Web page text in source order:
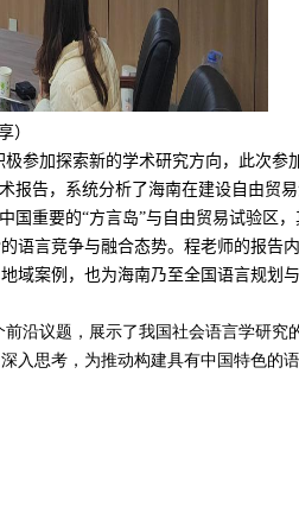
）
参加探索新的学术研究方向，此次参
报告， 系统分析了海南在建设自由贸
重要的“方言岛”与自由贸易试验区
语言竞争与融合态势。程老师的报告
域案例，也为海南乃至全国语言规划
沿议题，展示了我国社会语言学研究
入思考，为推动构建具有中国特色的